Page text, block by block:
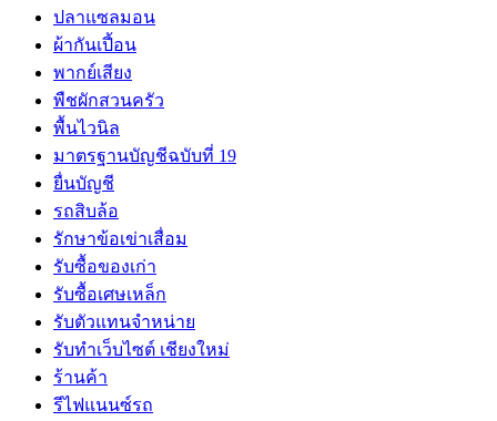
ปลาแซลมอน
ผ้ากันเปี้อน
พากย์เสียง
พืชผักสวนครัว
พื้นไวนิล
มาตรฐานบัญชีฉบับที่ 19
ยื่นบัญชี
รถสิบล้อ
รักษาข้อเข่าเสื่อม
รับซื้อของเก่า
รับซื้อเศษเหล็ก
รับตัวแทนจำหน่าย
รับทำเว็บไซต์ เชียงใหม่
ร้านค้า
รีไฟแนนซ์รถ